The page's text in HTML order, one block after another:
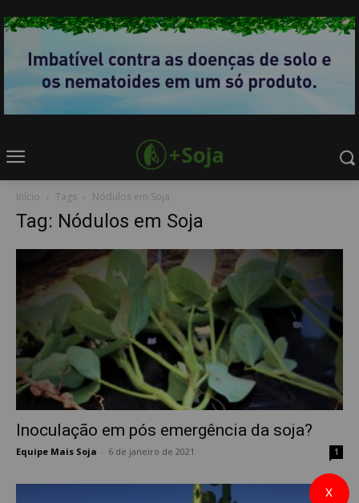
Início Tags Nódulos em Soja
Tag: Nódulos em Soja
Inoculação em pós emergência da soja?
Equipe Mais Soja 6 de janeiro de 2021 1
X